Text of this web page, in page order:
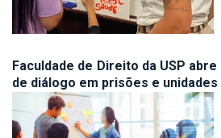
Faculdade de Direito da USP
de diálogo em prisões e